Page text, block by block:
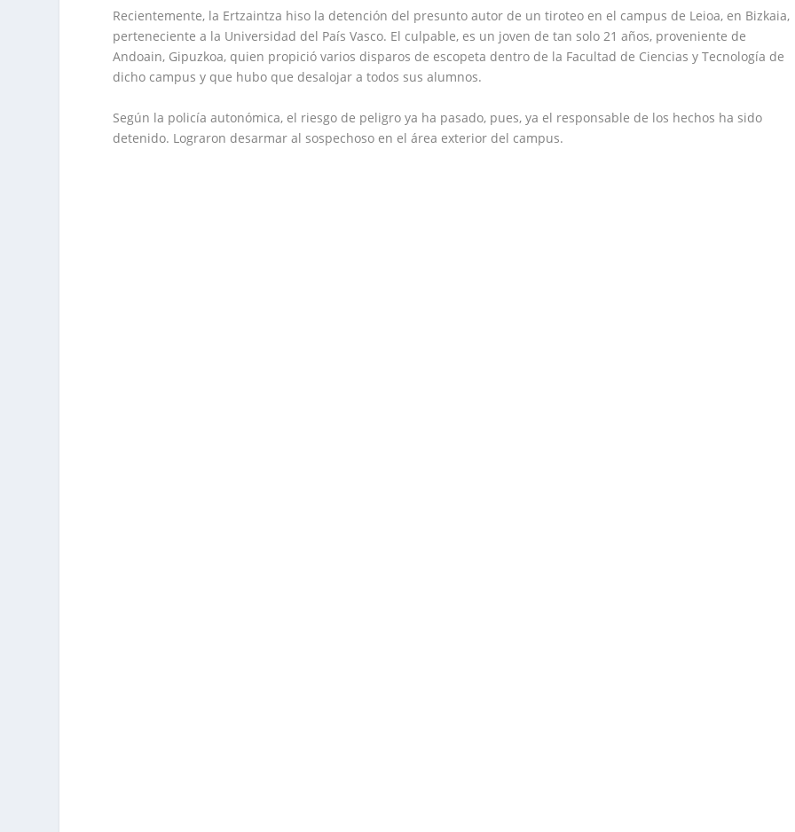
Recientemente, la Ertzaintza hiso la detención del presunto autor de un tiroteo en el campus de Leioa, en Bizkaia,
perteneciente a la Universidad del País Vasco. El culpable, es un joven de tan solo 21 años, proveniente de
Andoain, Gipuzkoa, quien propició varios disparos de escopeta dentro de la Facultad de Ciencias y Tecnología de
dicho campus y que hubo que desalojar a todos sus alumnos.
Según la policía autonómica, el riesgo de peligro ya ha pasado, pues, ya el responsable de los hechos ha sido
detenido. Lograron desarmar al sospechoso en el área exterior del campus.